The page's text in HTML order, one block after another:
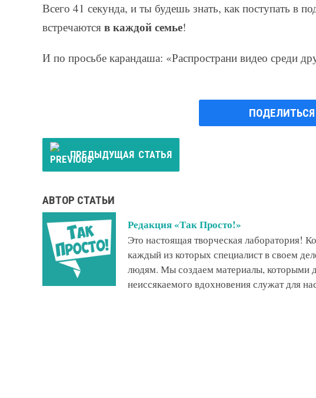
Всего 41 секунда, и ты будешь знать, как поступать в
встречаются в каждой семье!
И по просьбе карандаша: «Распространи видео среди
ПОДЕЛИТЬСЯ
ПРЕДЫДУЩАЯ СТАТЬЯ
АВТОР СТАТЬИ
Редакция «Так Просто!»
Это настоящая творческая лаборатория!
каждый из которых специалист в своем
людям. Мы создаем материалы, которыми
неиссякаемого вдохновения служат для